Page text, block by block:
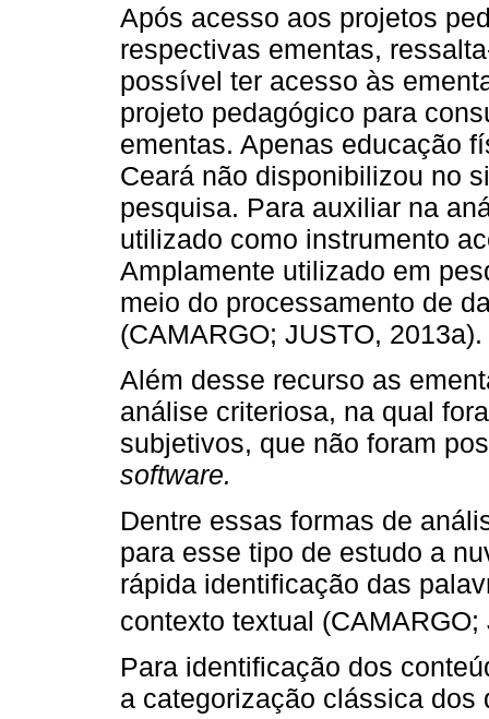
Após acesso aos projetos
respectivas ementas,
possível ter acesso às
projeto pedagógico para
ementas. Apenas educação
Ceará não disponibilizou no
pesquisa. Para auxiliar na
utilizado como instrumento
Amplamente utilizado em
meio do processamento de
(CAMARGO; JUSTO, 2013a).
Além desse recurso as
análise criteriosa, na qual
subjetivos, que não foram
software.
Dentre essas formas de
para esse tipo de estudo a
rápida identificação das
contexto textual
Para identificação dos
a categorização clássica dos